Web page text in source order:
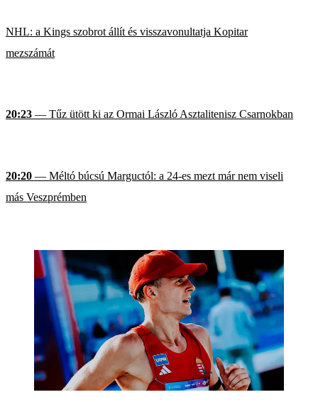
NHL: a Kings szobrot állít és visszavonultatja Kopitar
mezszámát
20:23 — Tűz ütött ki az Ormai László Asztalitenisz Csarnokban
20:20 — Méltó búcsú Marguctól: a 24-es mezt már nem viseli
más Veszprémben